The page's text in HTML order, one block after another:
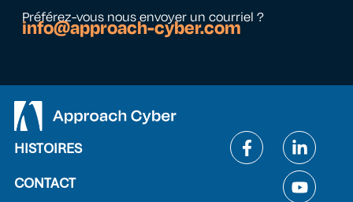
Préférez-vous nous envoyer un courriel ?
info@approach-cyber.com
HISTOIRES
CONTACT